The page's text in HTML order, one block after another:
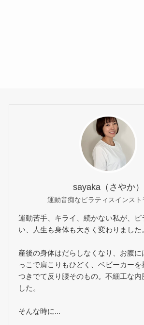
sayaka（さやか）
運動音痴なピラティスインスト
運動苦手、キライ、続かない私が、ピ
い、人生も身体も大きく変わりました
産後の身体はだらしなくなり、お腹
っこで肩こりもひどく、ベビーカー
つきでて反り腰そのもの。不細工な
した。
そんな時に...